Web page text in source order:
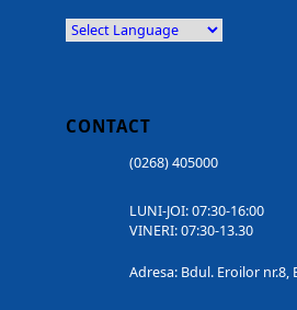
CONTACT
(0268) 405000
LUNI-JOI: 07:30-16:00
VINERI: 07:30-13.30
Adresa: Bdul. Eroilor nr.8,